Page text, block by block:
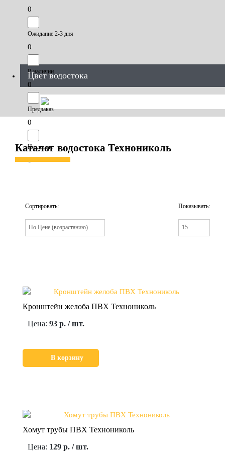
0
Ожидание 2-3 дня
0
В наличии
0
Предзаказ
0
На складе
Цвет водостока
Каталог водостока Технониколь
Сортировать: Показывать:
Кронштейн желоба ПВХ Технониколь
Цена: 93 р. / шт.
В корзину
Хомут трубы ПВХ Технониколь
Цена: 129 р. / шт.